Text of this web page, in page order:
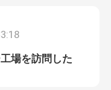
場を訪問した